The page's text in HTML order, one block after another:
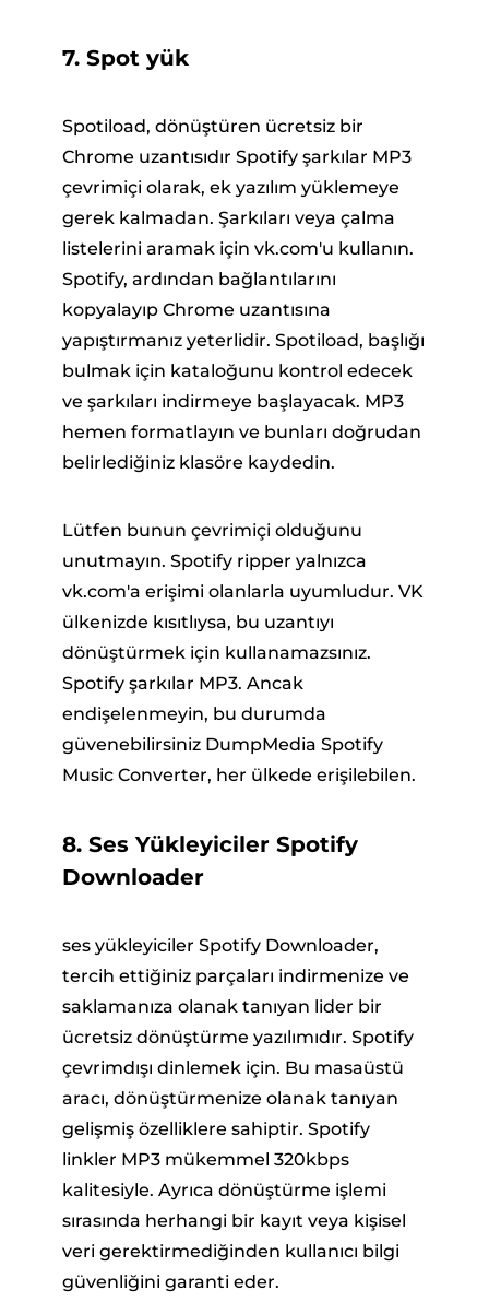
7. Spot yük
Spotiload, dönüştüren ücretsiz bir
Chrome uzantısıdır Spotify şarkılar MP3
çevrimiçi olarak, ek yazılım yüklemeye
gerek kalmadan. Şarkıları veya çalma
listelerini aramak için vk.com'u kullanın.
Spotify, ardından bağlantılarını
kopyalayıp Chrome uzantısına
yapıştırmanız yeterlidir. Spotiload, başlığı
bulmak için kataloğunu kontrol edecek
ve şarkıları indirmeye başlayacak. MP3
hemen formatlayın ve bunları doğrudan
belirlediğiniz klasöre kaydedin.
Lütfen bunun çevrimiçi olduğunu
unutmayın. Spotify ripper yalnızca
vk.com'a erişimi olanlarla uyumludur. VK
ülkenizde kısıtlıysa, bu uzantıyı
dönüştürmek için kullanamazsınız.
Spotify şarkılar MP3. Ancak
endişelenmeyin, bu durumda
güvenebilirsiniz DumpMedia Spotify
Music Converter, her ülkede erişilebilen.
8. Ses Yükleyiciler Spotify
Downloader
ses yükleyiciler Spotify Downloader,
tercih ettiğiniz parçaları indirmenize ve
saklamanıza olanak tanıyan lider bir
ücretsiz dönüştürme yazılımıdır. Spotify
çevrimdışı dinlemek için. Bu masaüstü
aracı, dönüştürmenize olanak tanıyan
gelişmiş özelliklere sahiptir. Spotify
linkler MP3 mükemmel 320kbps
kalitesiyle. Ayrıca dönüştürme işlemi
sırasında herhangi bir kayıt veya kişisel
veri gerektirmediğinden kullanıcı bilgi
güvenliğini garanti eder.